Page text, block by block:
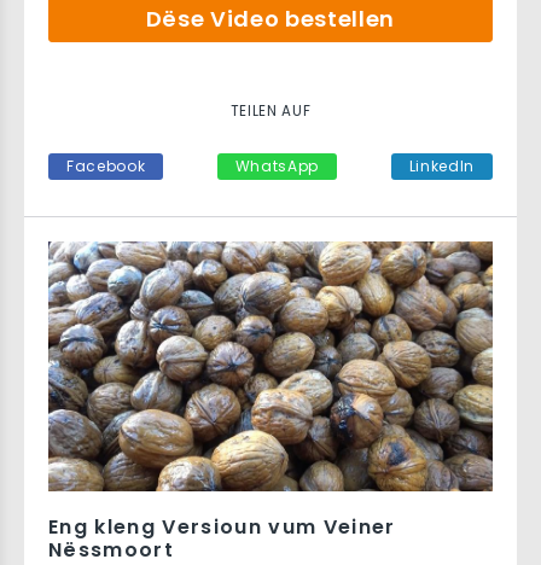
Eng kleng Versioun vum Veiner
Nëssmoort
Dëse Video bestellen
TEILEN AUF
Facebook WhatsApp LinkedIn